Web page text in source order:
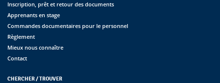
Inscription, prêt et retour des documents
Apprenants en stage
Commandes documentaires pour le personnel
Règlement
Mieux nous connaître
Contact
CHERCHER / TROUVER